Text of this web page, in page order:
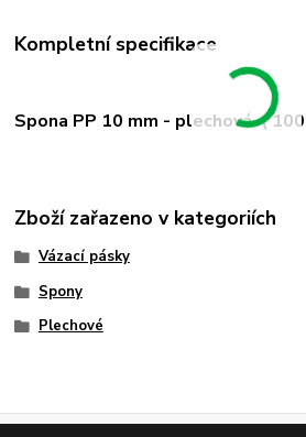
Kompletní specifikace
Spona PP 10 mm - plechová (
Zboží zařazeno v kategoriích
Vázací pásky
Spony
Plechové